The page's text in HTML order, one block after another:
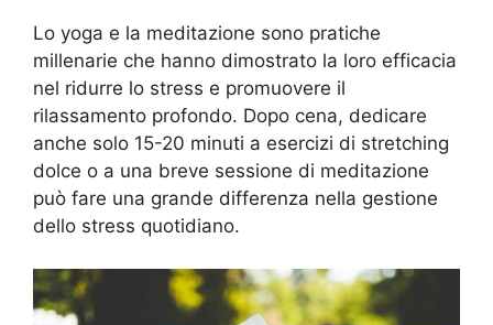
Lo yoga e la meditazione sono pratiche
millenarie che hanno dimostrato la loro efficacia
nel ridurre lo stress e promuovere il
rilassamento profondo. Dopo cena, dedicare
anche solo 15-20 minuti a esercizi di stretching
dolce o a una breve sessione di meditazione
può fare una grande differenza nella gestione
dello stress quotidiano.